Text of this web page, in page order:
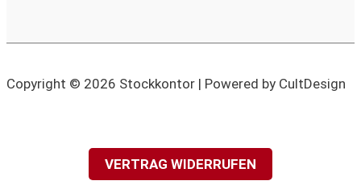
Copyright © 2026 Stockkontor | Powered by CultDesign
VERTRAG WIDERRUFEN